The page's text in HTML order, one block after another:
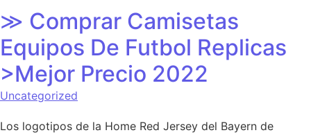
≫ Comprar Camisetas
Equipos De Futbol Replicas
>Mejor Precio 2022
Uncategorized
Los logotipos de la Home Red Jersey del Bayern de